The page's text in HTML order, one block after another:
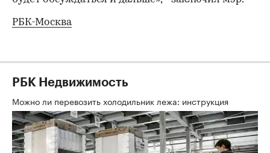
РБК-Москва
РБК Недвижимость
Можно ли перевозить холодильник лежа: инструкция